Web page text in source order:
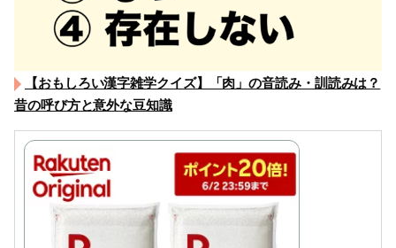
【おもしろい漢字雑学クイズ】「肉」の音読み・訓読みは？
昔の呼び方と意外な豆知識